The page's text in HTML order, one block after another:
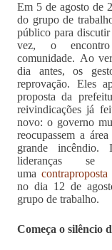
Em 5 de agosto de
do grupo de
público para
vez, o
comunidade. Ao
dia antes, os
reprovação. Eles
proposta da
reivindicações já
novo: o governo
reocupassem a
grande incêndio.
lideranças se
uma contraproposta
no dia 12 de
grupo de trabalho.
Começa o silêncio